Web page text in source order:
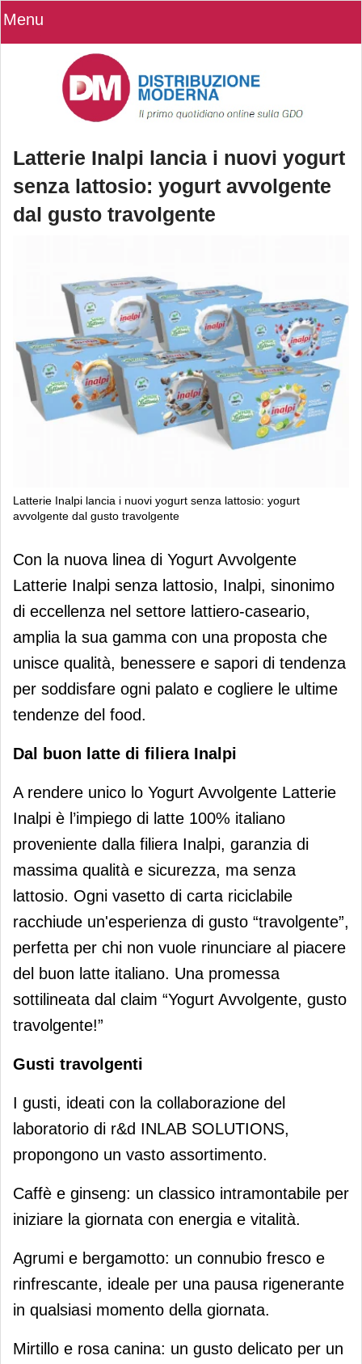
Menu
Latterie Inalpi lancia i nuovi yogurt
senza lattosio: yogurt avvolgente
dal gusto travolgente
Latterie Inalpi lancia i nuovi yogurt senza lattosio: yogurt
avvolgente dal gusto travolgente
Latterie Inalpi lancia i nuovi yogurt
senza lattosio: yogurt avvolgente dal
gusto travolgente
Con la nuova linea di Yogurt Avvolgente
Latterie Inalpi senza lattosio, Inalpi, sinonimo
di eccellenza nel settore lattiero-caseario,
amplia la sua gamma con una proposta che
unisce qualità, benessere e sapori di tendenza
per soddisfare ogni palato e cogliere le ultime
tendenze del food.
Dal buon latte di filiera Inalpi
A rendere unico lo Yogurt Avvolgente Latterie
Inalpi è l’impiego di latte 100% italiano
proveniente dalla filiera Inalpi, garanzia di
massima qualità e sicurezza, ma senza
lattosio. Ogni vasetto di carta riciclabile
racchiude un'esperienza di gusto “travolgente”,
perfetta per chi non vuole rinunciare al piacere
del buon latte italiano. Una promessa
sottilineata dal claim “Yogurt Avvolgente, gusto
travolgente!”
Gusti travolgenti
I gusti, ideati con la collaborazione del
laboratorio di r&d INLAB SOLUTIONS,
propongono un vasto assortimento.
Caffè e ginseng: un classico intramontabile per
iniziare la giornata con energia e vitalità.
Agrumi e bergamotto: un connubio fresco e
rinfrescante, ideale per una pausa rigenerante
in qualsiasi momento della giornata.
Mirtillo e rosa canina: un gusto delicato per un